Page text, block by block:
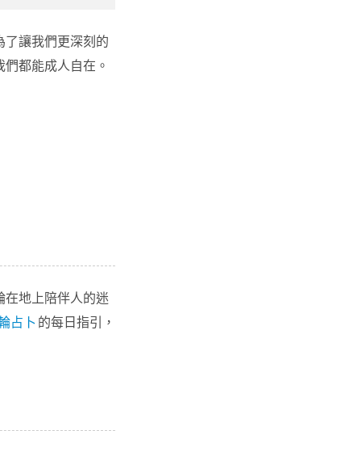
讓我們更深刻的
都能成人自在。
地上陪伴人的迷
占卜的每日指引，